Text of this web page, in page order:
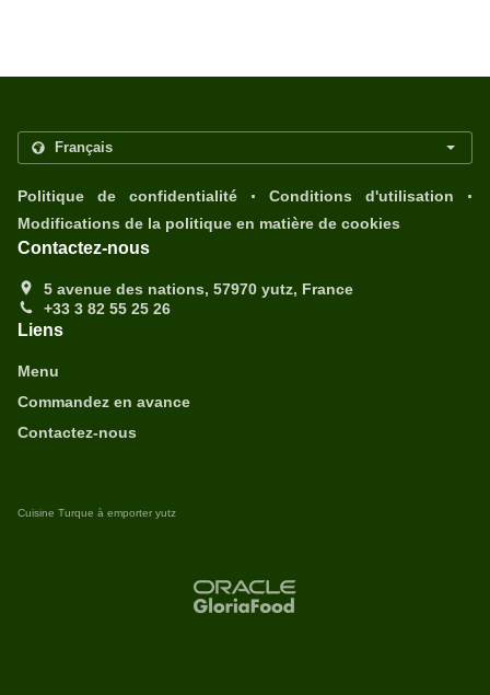
Politique de confidentialité . Conditions d'utilisation .
Modifications de la politique en matière de cookies
Contactez-nous
5 avenue des nations, 57970 yutz, France
+33 3 82 55 25 26
Liens
Menu
Commandez en avance
Contactez-nous
Cuisine Turque à emporter yutz